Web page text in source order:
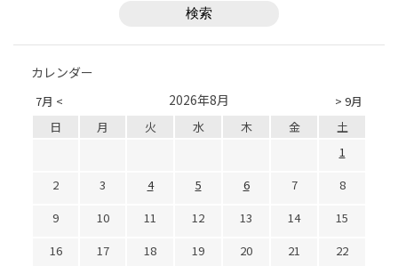
カレンダー
7月 < > 9月
2026年8月
日 月 火 水 木 金
土
1
2
3 4 5 6 7
8
9
10 11 12 13 14
15
16
17 18 19 20 21
22